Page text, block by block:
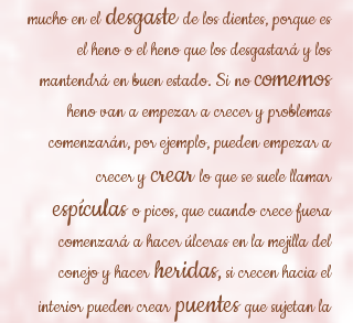
mucho en el desgaste de los dientes, porque es
el heno o el heno que los desgastará y los
mantendrá en buen estado. Si nocomemos
heno van a empezar a crecer y problemas
comenzarán, por ejemplo, pueden empezar a
crecer y crear lo que se suele llamar
espículas o picos, que cuando crece fuera
comenzará a hacer úlceras en la mejilla del
conejo y hacer heridas,si crecen hacia el
interior pueden crear puentes que sujetan la